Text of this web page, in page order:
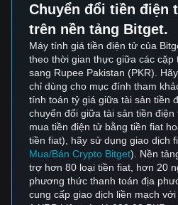
Chuyển đổi tiền điện
trên nền tảng Bitget.
Máy tính giá tiền điện tử của
theo thời gian thực giữa các cặp
sang Rupee Pakistan (PKR).
chỉ dùng cho mục đính tham
tính toán tỷ giá giữa tài sản tiền
chuyển đổi giữa tài sản tiền
mua tiền điện tử bằng tiền fiat
tiền fiat), hãy sử dụng giao dịch
Mua/Bán Crypto Bitget). Nền
trợ hơn 80 loại tiền fiat, hơn 20
phương thức thanh toán địa
cung cấp giao dịch liền mạch với